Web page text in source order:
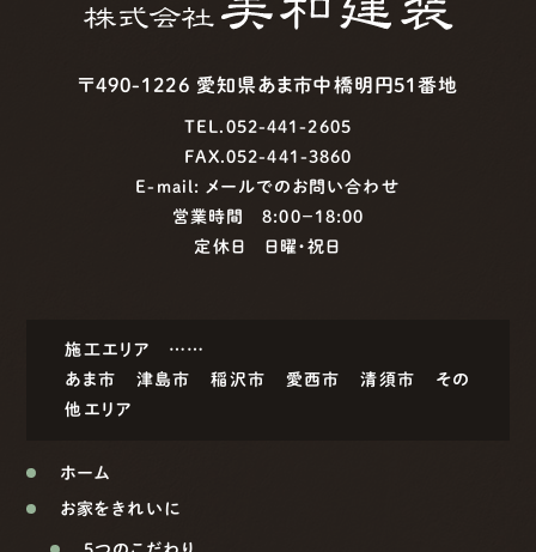
〒490-1226 愛知県あま市中橋明円51番地
TEL.052-441-2605
FAX.052-441-3860
E-mail: メールでのお問い合わせ
営業時間 8:00−18:00
定休日 日曜・祝日
施工エリア ……
あま市
津島市 稲沢市 愛西市 清須市
その
他エリア
ホーム
お家をきれいに